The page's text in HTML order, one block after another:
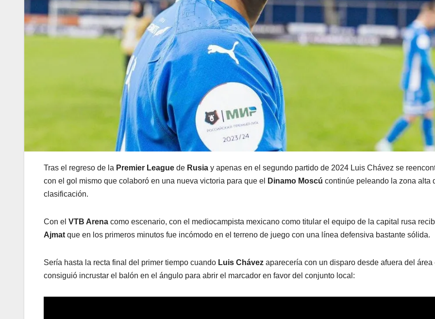
Tras el regreso de la Premier League de Rusia y apenas en el segundo partido de 2024 Luis Chávez se
con el gol mismo que colaboró en una nueva victoria para que el
Dinamo Moscú continúe peleando la zona alta
clasificación.
Con el VTB Arena como escenario, con el mediocampista mexicano como titular el equipo de la capital rusa
Ajmat que en los primeros minutos fue incómodo en el terreno de juego con una línea defensiva bastante sólida.
Sería hasta la recta final del primer tiempo cuando Luis Chávez aparecería con un disparo desde afuera del área
consiguió incrustar el balón en el ángulo para abrir el marcador en favor del conjunto local: